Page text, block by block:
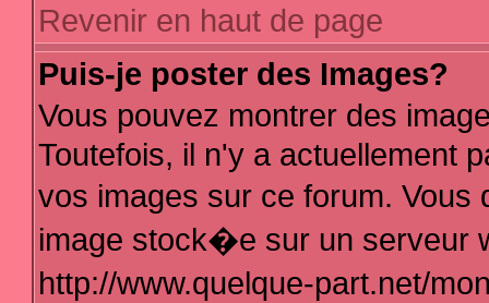
Revenir en haut de page
Puis-je poster des Images?
Vous pouvez montrer des
Toutefois, il n'y a actuellement
vos images sur ce forum.
image stock�e sur un serveur
http://www.quelque-part.net/